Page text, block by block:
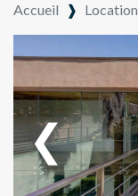
Accueil ❱ Location